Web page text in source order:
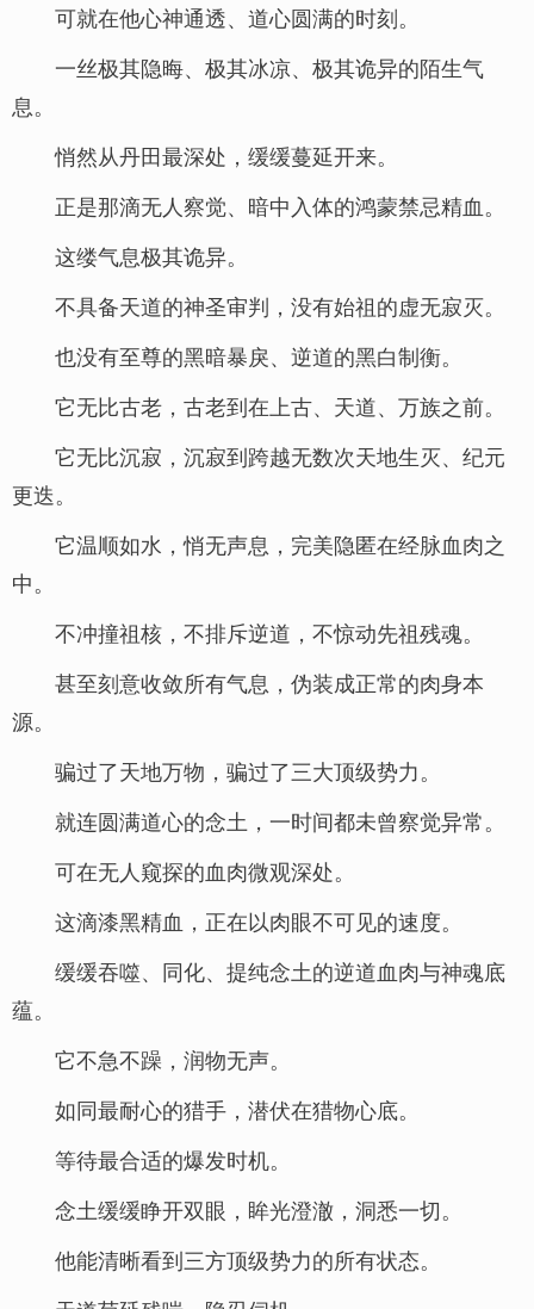
可就在他心神通透、道心圆满的时刻。
一丝极其隐晦、极其冰凉、极其诡异的陌生气
息。
悄然从丹田最深处，缓缓蔓延开来。
正是那滴无人察觉、暗中入体的鸿蒙禁忌精血。
这缕气息极其诡异。
不具备天道的神圣审判，没有始祖的虚无寂灭。
也没有至尊的黑暗暴戾、逆道的黑白制衡。
它无比古老，古老到在上古、天道、万族之前。
它无比沉寂，沉寂到跨越无数次天地生灭、纪元
更迭。
它温顺如水，悄无声息，完美隐匿在经脉血肉之
中。
不冲撞祖核，不排斥逆道，不惊动先祖残魂。
甚至刻意收敛所有气息，伪装成正常的肉身本
源。
骗过了天地万物，骗过了三大顶级势力。
就连圆满道心的念土，一时间都未曾察觉异常。
可在无人窥探的血肉微观深处。
这滴漆黑精血，正在以肉眼不可见的速度。
缓缓吞噬、同化、提纯念土的逆道血肉与神魂底
蕴。
它不急不躁，润物无声。
如同最耐心的猎手，潜伏在猎物心底。
等待最合适的爆发时机。
念土缓缓睁开双眼，眸光澄澈，洞悉一切。
他能清晰看到三方顶级势力的所有状态。